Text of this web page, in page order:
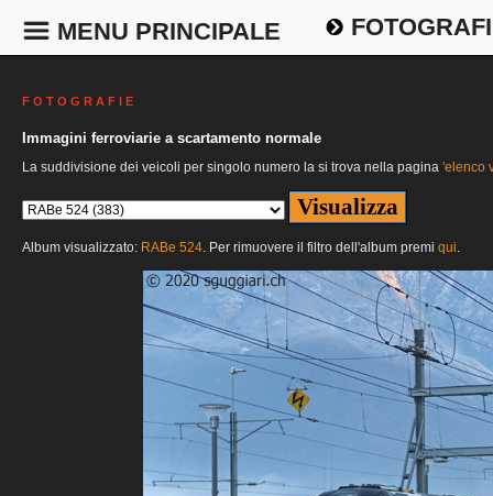
MENU PRINCIPALE
F O T O G R A F I E
Immagini ferroviarie a scartamento normale
La suddivisione dei veicoli per singolo numero la si trova nella pagina 'elenco
Album visualizzato: RABe 524. Per rimuovere il filtro dell'album premi qui.